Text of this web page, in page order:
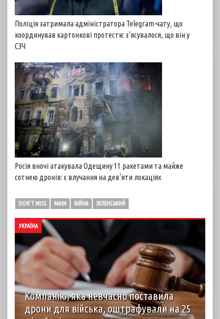
Поліція затримала адміністратора Telegram-чату, що
координував картонкові протести: з’ясувалося, що він у
СЗЧ
Росія вночі атакувала Одещину 11 ракетами та майже
сотнею дронів: є влучання на дев’яти локаціях
DON'T MISS MAIN ВІЙНА ЗЕЛЕНСЬКИЙ
УКРАЇНА
Компанію, яка невчасно поставила
дрони для війська, оштрафували на 25